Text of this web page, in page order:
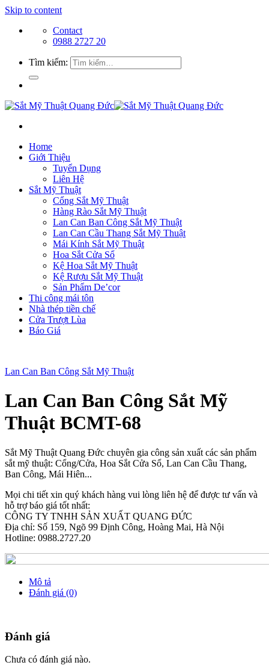
Skip to content
Contact
0988 2727 20
Tìm kiếm:
Home
Giới Thiệu
Tuyển Dụng
Liên Hệ
Sắt Mỹ Thuật
Cổng Sắt Mỹ Thuật
Hàng Rào Sắt Mỹ Thuật
Lan Can Ban Công Sắt Mỹ Thuật
Lan Can Cầu Thang Sắt Mỹ Thuật
Mái Kính Sắt Mỹ Thuật
Hoa Sắt Cửa Sổ
Kệ Hoa Sắt Mỹ Thuật
Kệ Rượu Sắt Mỹ Thuật
Sản Phẩm De’cor
Thi công mái tôn
Nhà thép tiền chế
Cửa Trượt Lùa
Báo Giá
Lan Can Ban Công Sắt Mỹ Thuật
Lan Can Ban Công Sắt Mỹ
Thuật BCMT-68
Sắt Mỹ Thuật Quang Đức chuyên gia công sản xuất các sản phẩm
sắt mỹ thuật: Cổng/Cửa, Hoa Sắt Cửa Sổ, Lan Can Cầu Thang,
Ban Công, Mái Hiên...
Mọi chi tiết xin quý khách hàng vui lòng liên hệ để được tư vấn và
hỗ trợ báo giá tốt nhất:
CÔNG TY TNHH SẢN XUẤT QUANG ĐỨC
Địa chỉ: Số 159, Ngõ 99 Định Công, Hoàng Mai, Hà Nội
Hotline: 0988.2727.20
Mô tả
Đánh giá (0)
Đánh giá
Chưa có đánh giá nào.